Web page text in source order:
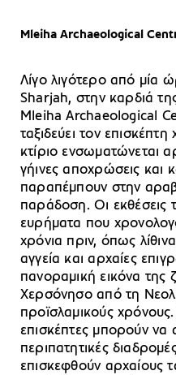
Mleiha Archaeological
Λίγο λιγότερο από μία
Sharjah, στην καρδιά
Mleiha Archaeological
ταξιδεύει τον
κτίριο ενσωματώνεται
γήινες αποχρώσεις και
παραπέμπουν στην
παράδοση. Οι εκθέσεις
ευρήματα που
χρόνια πριν, όπως
αγγεία και αρχαίες
πανοραμική εικόνα της
Χερσόνησο από τη
προϊσλαμικούς
επισκέπτες μπορούν να
περιπατητικές
επισκεφθούν αρχαίους